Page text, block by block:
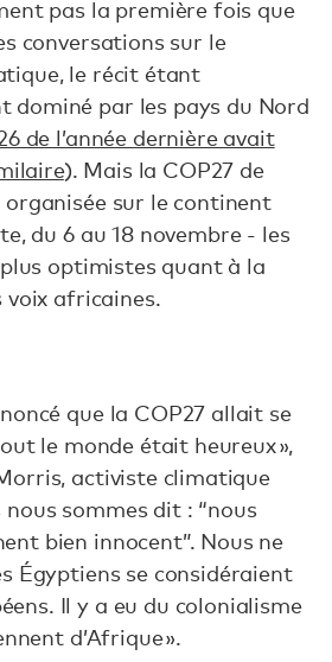
pas la première fois que
conversations sur le
le récit étant
dominé par les pays du Nord
de l’année dernière avait
). Mais la COP27 de
sur le continent
du 6 au 18 novembre - les
optimistes quant à la
voix africaines.
que la COP27 allait se
le monde était heureux »,
activiste climatique
nous sommes dit : “nous
bien innocent”. Nous ne
Égyptiens se considéraient
Il y a eu du colonialisme
d’Afrique ».